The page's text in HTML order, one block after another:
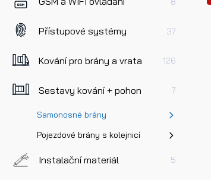
Přístupové systémy 37
Kování pro brány a vrata 126
Sestavy kování + pohon 7
Samonosné brány
Pojezdové brány s kolejnicí
Instalační materiál 5